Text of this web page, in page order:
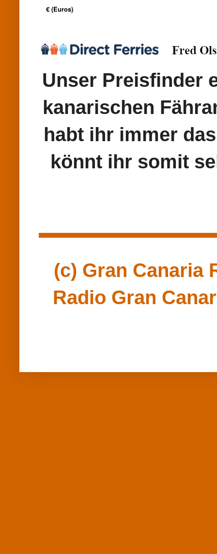
Unser Preisfinder
kanarischen
habt ihr immer
könnt ihr somit
(c) Gran Canaria
Radio Gran